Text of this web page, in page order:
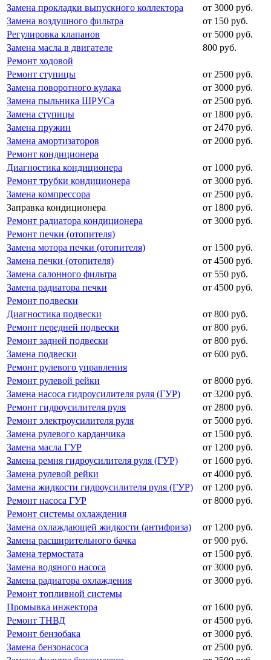
Замена прокладки выпускного коллектора
от 3000 руб.
Замена воздушного фильтра
от 150 руб.
Регулировка клапанов
от 5000 руб.
Замена масла в двигателе
800 руб.
Ремонт ходовой
Ремонт ступицы
от 2500 руб.
Замена поворотного кулака
от 3000 руб.
Замена пыльника ШРУСа
от 2500 руб.
Замена ступицы
от 1800 руб.
Замена пружин
от 2470 руб.
Замена амортизаторов
от 2000 руб.
Ремонт кондиционера
Диагностика кондиционера
от 1000 руб.
Ремонт трубки кондиционера
от 3000 руб.
Замена компрессора
от 2500 руб.
Заправка кондиционера
от 1800 руб.
Ремонт радиатора кондиционера
от 3000 руб.
Ремонт печки (отопителя)
Замена мотора печки (отопителя)
от 1500 руб.
Замена печки (отопителя)
от 4500 руб.
Замена салонного фильтра
от 550 руб.
Замена радиатора печки
от 4500 руб.
Ремонт подвески
Диагностика подвески
от 800 руб.
Ремонт передней подвески
от 800 руб.
Ремонт задней подвески
от 800 руб.
Замена подвески
от 600 руб.
Ремонт рулевого управления
Ремонт рулевой рейки
от 8000 руб.
Замена насоса гидроусилителя руля (ГУР)
от 3200 руб.
Ремонт гидроусилителя руля
от 2800 руб.
Ремонт электроусилителя руля
от 5000 руб.
Замена рулевого карданчика
от 1500 руб.
Замена масла ГУР
от 1200 руб.
Замена ремня гидроусилителя руля (ГУР)
от 1600 руб.
Замена рулевой рейки
от 4000 руб.
Замена жидкости гидроусилителя руля (ГУР)
от 1200 руб.
Ремонт насоса ГУР
от 8000 руб.
Ремонт системы охлаждения
Замена охлаждающей жидкости (антифриза)
от 1200 руб.
Замена расширительного бачка
от 900 руб.
Замена термостата
от 1500 руб.
Замена водяного насоса
от 3000 руб.
Замена радиатора охлаждения
от 3000 руб.
Ремонт топливной системы
Промывка инжектора
от 1600 руб.
Ремонт ТНВД
от 4500 руб.
Ремонт бензобака
от 3000 руб.
Замена бензонасоса
от 2500 руб.